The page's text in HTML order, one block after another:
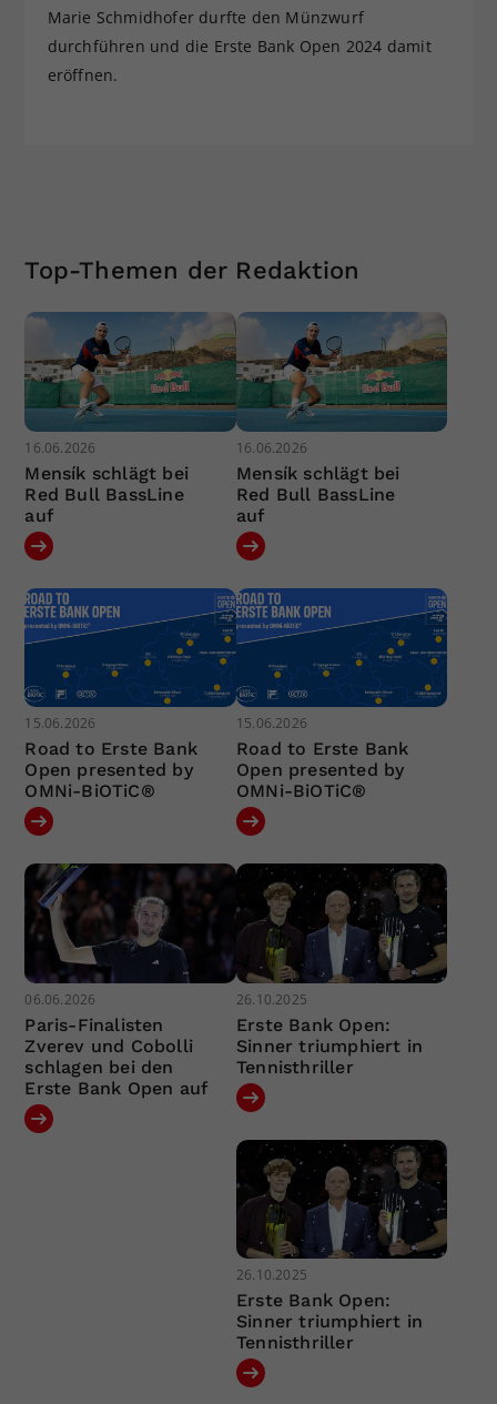
Marie Schmidhofer durfte den Münzwurf
durchführen und die Erste Bank Open 2024 damit
eröffnen.
Top-Themen der Redaktion
16.06.2026
Mensík schlägt bei
Red Bull BassLine
auf
16.06.2026
Mensík schlägt bei
Red Bull BassLine
auf
15.06.2026
Road to Erste Bank
Open presented by
OMNi-BiOTiC®
15.06.2026
Road to Erste Bank
Open presented by
OMNi-BiOTiC®
06.06.2026
Paris-Finalisten
Zverev und Cobolli
schlagen bei den
Erste Bank Open auf
26.10.2025
Erste Bank Open:
Sinner triumphiert in
Tennisthriller
26.10.2025
Erste Bank Open:
Sinner triumphiert in
Tennisthriller